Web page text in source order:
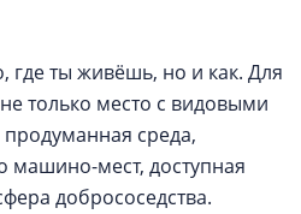
где ты живёшь, но и как. Для
только место с видовыми
среда,
машино-мест, доступная
добрососедства.